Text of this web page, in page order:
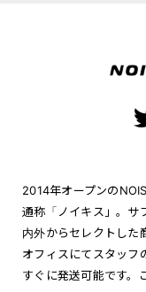
2014年オープンの
通称「ノイキス」。サ
内外からセレクトした
オフィスにてスタッフ
すぐに発送可能です。